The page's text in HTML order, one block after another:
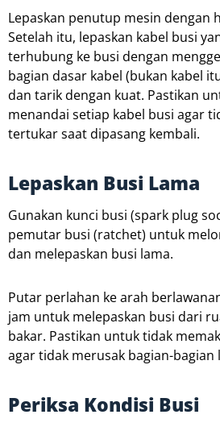
Lepaskan penutup mesin dengan
Setelah itu, lepaskan kabel busi
terhubung ke busi dengan
bagian dasar kabel (bukan kabel
dan tarik dengan kuat. Pastikan
menandai setiap kabel busi agar
tertukar saat dipasang kembali.
Lepaskan Busi Lama
Gunakan kunci busi (spark plug
pemutar busi (ratchet) untuk
dan melepaskan busi lama.
Putar perlahan ke arah
jam untuk melepaskan busi dari
bakar. Pastikan untuk tidak
agar tidak merusak bagian-bagian
Periksa Kondisi Busi